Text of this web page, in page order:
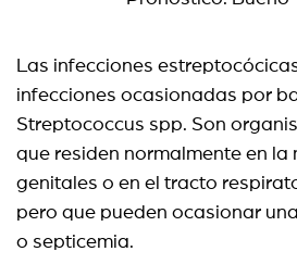
Las infecciones
infecciones ocasionadas por
Streptococcus spp. Son
que residen normalmente en la
genitales o en el tracto
pero que pueden ocasionar
o septicemia.